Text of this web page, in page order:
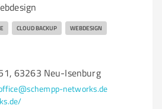
CLOUD BACKUP WEBDESIGN
63263 Neu-Isenburg
networks.de